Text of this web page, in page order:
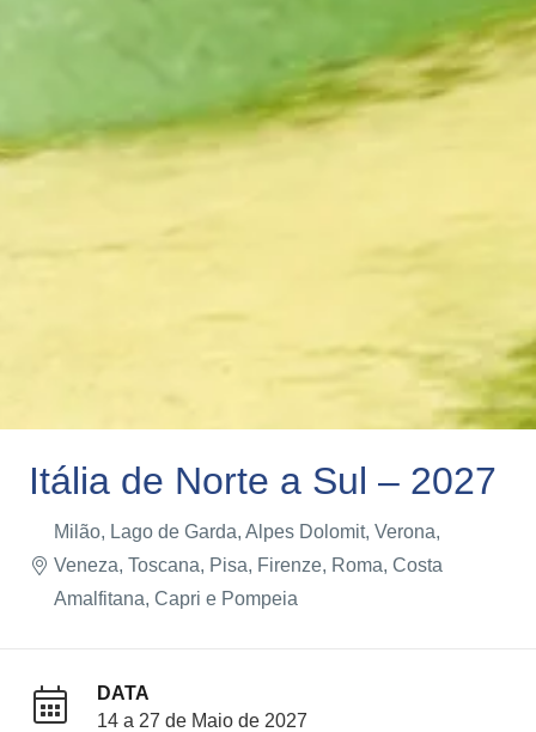
Itália de Norte a Sul – 2027
Milão, Lago de Garda, Alpes Dolomit, Verona,
Veneza, Toscana, Pisa, Firenze, Roma, Costa
Amalfitana, Capri e Pompeia
DATA
14 a 27 de Maio de 2027